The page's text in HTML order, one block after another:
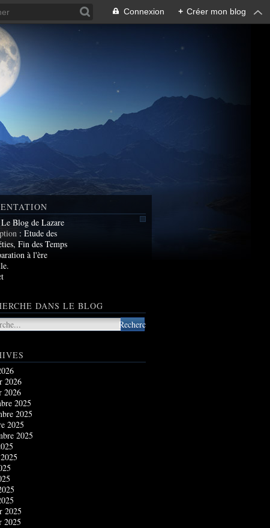
Connexion + Créer mon blog
Blog de Lazare
: Etude des
Fin des Temps
à l'ère
DANS LE BLOG
2026
2026
2025
2025
2025
2025
2025
2025